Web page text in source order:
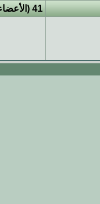
41 (الأعضاء 0 والزوار 41)